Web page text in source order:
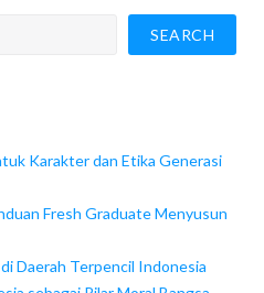
SEARCH
Karakter dan Etika Generasi
Fresh Graduate Menyusun
Daerah Terpencil Indonesia